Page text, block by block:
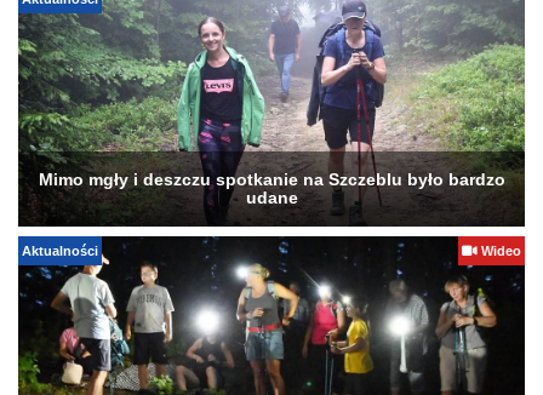
Mimo mgły i deszczu spotkanie na Szczeblu było bardzo
udane
Aktualności Wideo